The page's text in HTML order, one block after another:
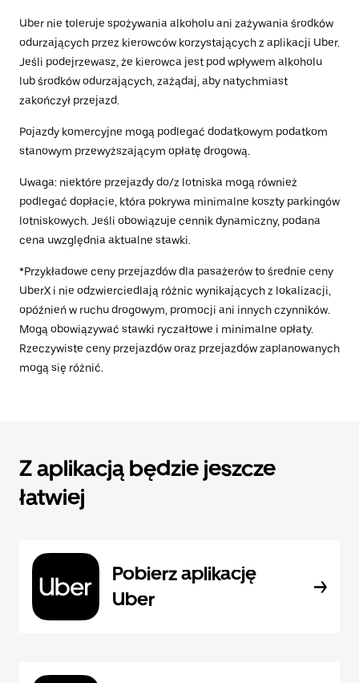
Uber nie toleruje spożywania alkoholu ani zażywania środków
odurzających przez kierowców korzystających z aplikacji Uber.
Jeśli podejrzewasz, że kierowca jest pod wpływem alkoholu
lub środków odurzających, zażądaj, aby natychmiast
zakończył przejazd.
Pojazdy komercyjne mogą podlegać dodatkowym podatkom
stanowym przewyższającym opłatę drogową.
Uwaga: niektóre przejazdy do/z lotniska mogą również
podlegać dopłacie, która pokrywa minimalne koszty parkingów
lotniskowych. Jeśli obowiązuje cennik dynamiczny, podana
cena uwzględnia aktualne stawki.
*Przykładowe ceny przejazdów dla pasażerów to średnie ceny
UberX i nie odzwierciedlają różnic wynikających z lokalizacji,
opóźnień w ruchu drogowym, promocji ani innych czynników.
Mogą obowiązywać stawki ryczałtowe i minimalne opłaty.
Rzeczywiste ceny przejazdów oraz przejazdów zaplanowanych
mogą się różnić.
Z aplikacją będzie jeszcze
łatwiej
Pobierz aplikację
Uber